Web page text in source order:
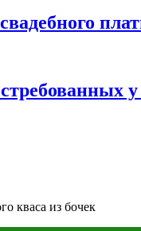
кваса из бочек